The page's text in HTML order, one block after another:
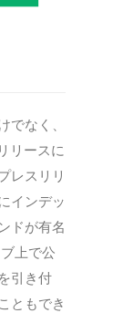
なく、
リースに
レスリリ
インデッ
ドが有名
上で公
引き付
ともでき